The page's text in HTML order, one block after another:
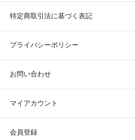
特定商取引法に基づく表記
プライバシーポリシー
お問い合わせ
マイアカウント
会員登録